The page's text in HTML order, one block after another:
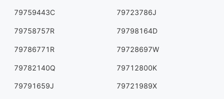
79759443C 79723786J
79758757R 79798164D
79786771R 79728697W
79782140Q 79712800K
79791659J 79721989X